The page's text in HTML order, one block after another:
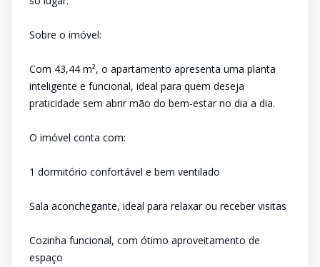
Sobre o imóvel:
Com 43,44 m², o apartamento apresenta uma planta
inteligente e funcional, ideal para quem deseja
praticidade sem abrir mão do bem-estar no dia a dia.
O imóvel conta com:
1 dormitório confortável e bem ventilado
Sala aconchegante, ideal para relaxar ou receber visitas
Cozinha funcional, com ótimo aproveitamento de
espaço